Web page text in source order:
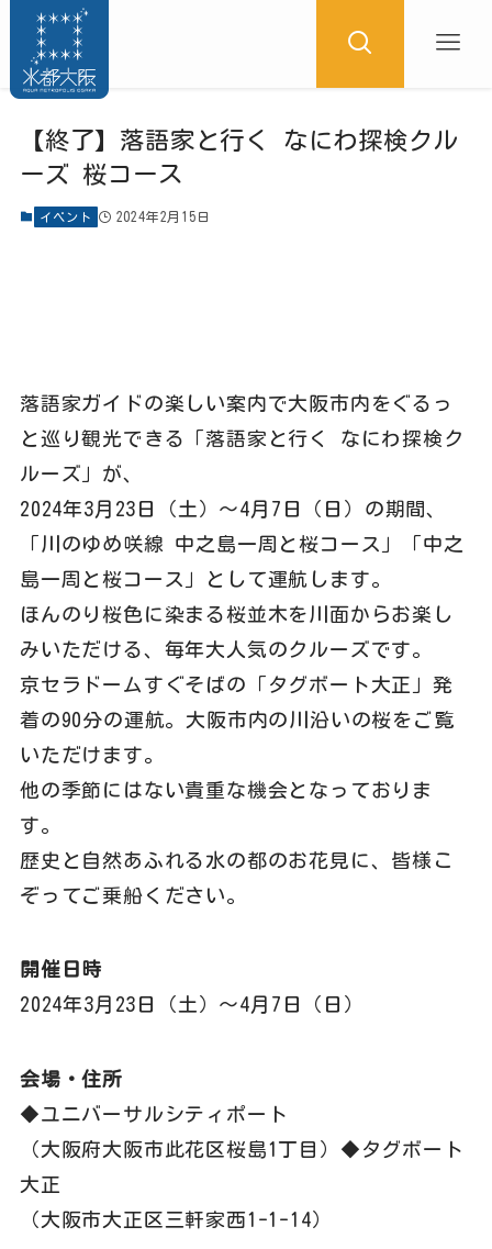
【終了】落語家と行く なにわ探検クル
ーズ 桜コース
イベント 2024年2月15日
落語家ガイドの楽しい案内で大阪市内をぐるっ
と巡り観光できる「落語家と行く なにわ探検ク
ルーズ」が、
2024年3月23日（土）～4月7日（日）の期間、
「川のゆめ咲線 中之島一周と桜コース」「中之
島一周と桜コース」として運航します。
ほんのり桜色に染まる桜並木を川面からお楽し
みいただける、毎年大人気のクルーズです。
京セラドームすぐそばの「タグボート大正」発
着の90分の運航。大阪市内の川沿いの桜をご覧
いただけます。
他の季節にはない貴重な機会となっておりま
す。
歴史と自然あふれる水の都のお花見に、皆様こ
ぞってご乗船ください。
開催日時
2024年3月23日（土）～4月7日（日）
会場・住所
◆ユニバーサルシティポート
（大阪府大阪市此花区桜島1丁目）◆タグボート
大正
（大阪市大正区三軒家西1-1-14）